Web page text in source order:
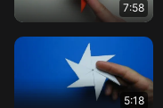
7:58
5:18